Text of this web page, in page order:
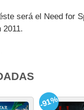
será el Need for
2011.
-91%